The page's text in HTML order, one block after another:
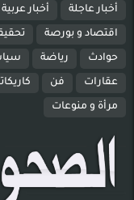
أخبار عاجلة أخبار عربية
اقتصاد و بورصة
حوادث رياضة
عقارات فن
مرأة و منوعات